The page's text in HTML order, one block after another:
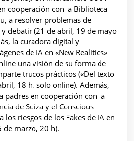
cooperación con la Biblioteca
a resolver problemas de
debatir (21 de abril, 19 de mayo
la curadora digital y
de IA en «New Realities»
una visión de su forma de
trucos prácticos («Del texto
18 h, solo online). Además,
padres en cooperación con la
de Suiza y el Conscious
los riesgos de los Fakes de IA en
de marzo, 20 h).